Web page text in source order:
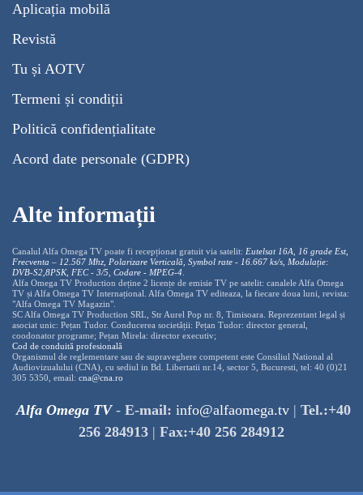
Aplicația mobilă
Revistă
Tu și AOTV
Termeni și condiții
Politică confidențialitate
Acord date personale (GDPR)
Alte informații
Canalul Alfa Omega TV poate fi recepționat gratuit via satelit: Eutelsat 16A, 16 grade Est,
Frecventa – 12.567 Mhz, Polarizare Verticală, Symbol rate - 16.667 ks/s, Modulație:
DVB-S2,8PSK, FEC - 3/5, Codare - MPEG-4.
Alfa Omega TV Production deține 2 licențe de emisie TV pe satelit: canalele Alfa Omega
TV și Alfa Omega TV Internațional. Alfa Omega TV editeaza, la fiecare doua luni, revista:
"Alfa Omega TV Magazin".
SC Alfa Omega TV Production SRL, Str Aurel Pop nr. 8, Timisoara. Reprezentant legal și
asociat unic: Pețan Tudor. Conducerea societății: Pețan Tudor: director general,
coodonator programe; Pețan Mirela: director executiv;
Cod de conduită profesională
Organismul de reglementare sau de supraveghere competent este Consiliul National al
Audiovizualului (CNA), cu sediul in Bd. Libertatii nr.14, sector 5, Bucuresti, tel: 40 (0)21
305 5350, email: cna@cna.ro
Alfa Omega TV- E-mail: info@alfaomega.tv | Tel.:+40
256 284913 | Fax:+40 256 284912